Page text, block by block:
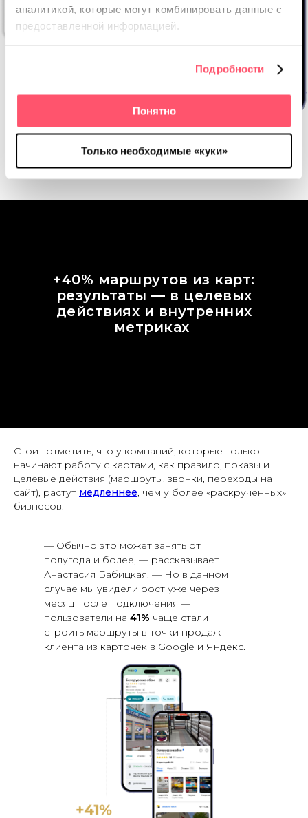
аналитикой, которые могут комбинировать данные с
предоставленной информацией.
Подробности
Понятно
Только необходимые «куки»
В сторис ритейл добавляет информацию о
действующих акциях и спецпредложениях
+40% маршрутов из карт:
результаты — в целевых
действиях и внутренних
метриках
Стоит отметить, что у компаний, которые только
начинают работу с картами, как правило, показы и
целевые действия (маршруты, звонки, переходы на
сайт), растут медленнее, чем у более «раскрученных»
бизнесов.
— Обычно это может занять от
полугода и более, — рассказывает
Анастасия Бабицкая. — Но в данном
случае мы увидели рост уже через
месяц после подключения —
пользователи на 41% чаще стали
строить маршруты в точки продаж
клиента из карточек в Google и Яндекс.